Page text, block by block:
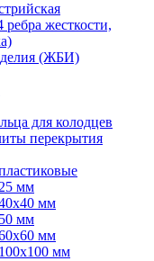
жесткости,
(ЖБИ)
для колодцев
перекрытия
мм
мм
мм
мм
мм